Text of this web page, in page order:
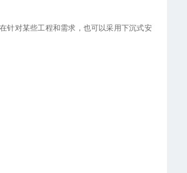
针对某些工程和需求，也可以采用下沉式安